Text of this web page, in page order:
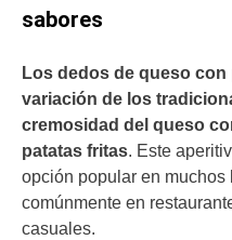
sabores
Los dedos de queso
variación de los
cremosidad del queso
patatas fritas. Este
opción popular en muchos
comúnmente en
casuales.